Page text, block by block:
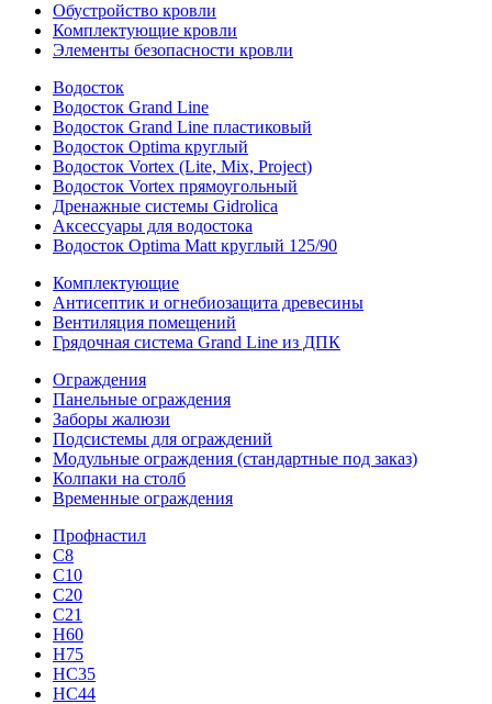
Обустройство кровли
Комплектующие кровли
Элементы безопасности кровли
Водосток
Водосток Grand Line
Водосток Grand Line пластиковый
Водосток Optima круглый
Водосток Vortex (Lite, Mix, Project)
Водосток Vortex прямоугольный
Дренажные системы Gidrolica
Аксессуары для водостока
Водосток Optima Matt круглый 125/90
Комплектующие
Антисептик и огнебиозащита древесины
Вентиляция помещений
Грядочная система Grand Line из ДПК
Ограждения
Панельные ограждения
Заборы жалюзи
Подсистемы для ограждений
Модульные ограждения (стандартные под заказ)
Колпаки на столб
Временные ограждения
Профнастил
С8
С10
С20
С21
H60
H75
HС35
НС44